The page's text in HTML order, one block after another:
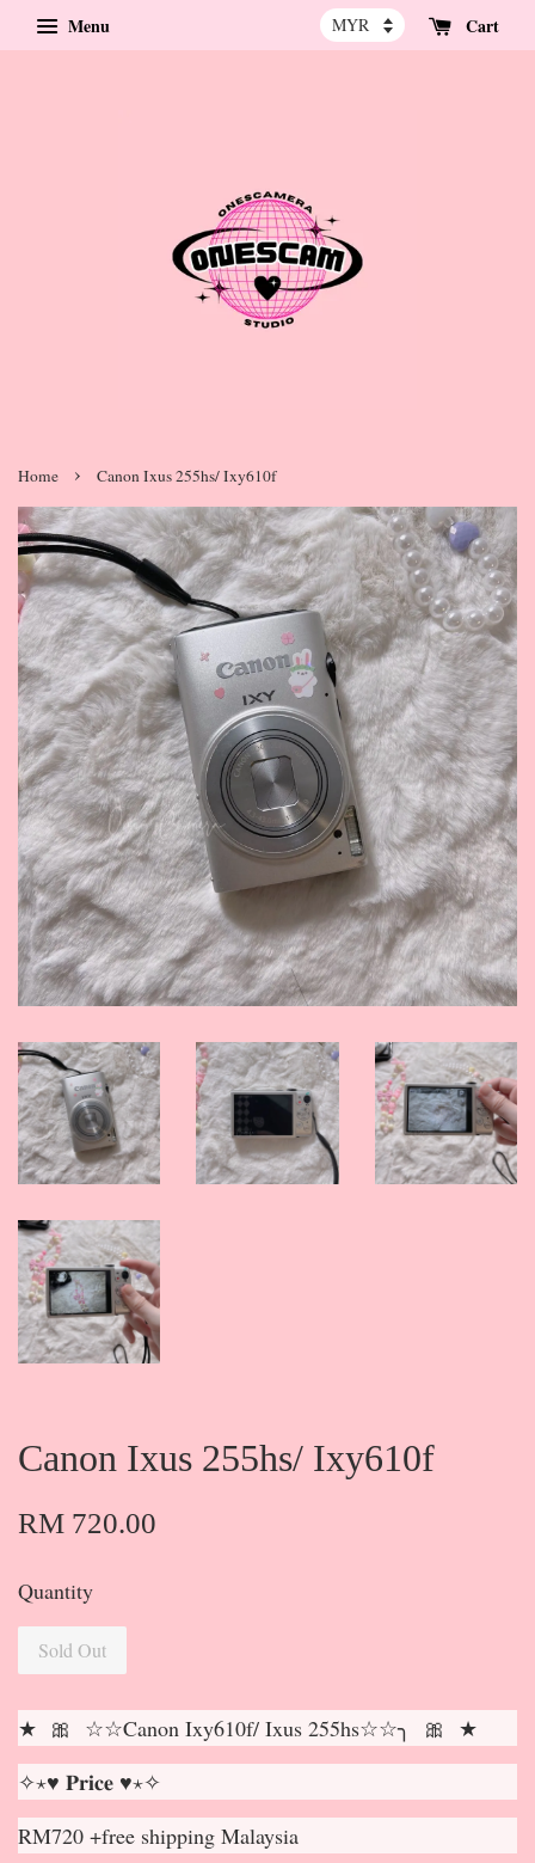
Menu Cart
Home › Canon Ixus 255hs/ Ixy610f
Canon Ixus 255hs/ Ixy610f
RM 720.00
Quantity
Sold Out
★ 🎀 ☆☆Canon Ixy610f/ Ixus 255hs☆☆╮ 🎀 ★
✧⋆♥ 𝐏𝐫𝐢𝐜𝐞 ♥⋆✧
RM720 +free shipping Malaysia